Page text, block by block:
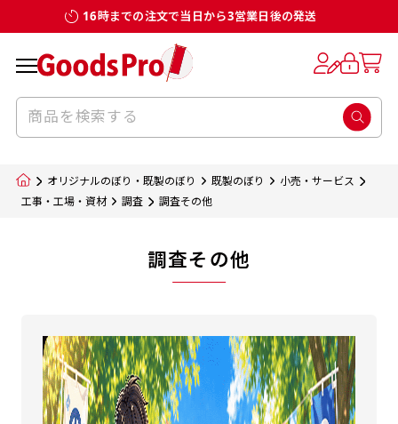
16時までの注文で当日から3営業日後の発送
オリジナルのぼり・既製のぼり 既製のぼり
小売・サービス
工事・工場・資材
調査 調査その他
調査その他